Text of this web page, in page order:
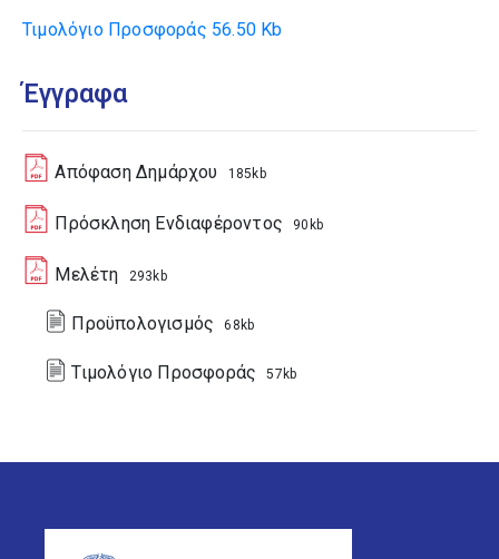
Τιμολόγιο Προσφοράς 56.50 Kb
Έγγραφα
Απόφαση Δημάρχου 185kb
Πρόσκληση Ενδιαφέροντος 90kb
Mελέτη 293kb
Προϋπολογισμός 68kb
Τιμολόγιο Προσφοράς 57kb